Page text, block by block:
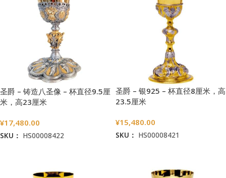
圣爵 – 铸造八圣像 – 杯直径9.5厘
米，高23厘米
¥17,480.00
SKU： HS00008422
圣爵 – 银925 – 杯直径8厘米，高
23.5厘米
¥15,480.00
SKU： HS00008421